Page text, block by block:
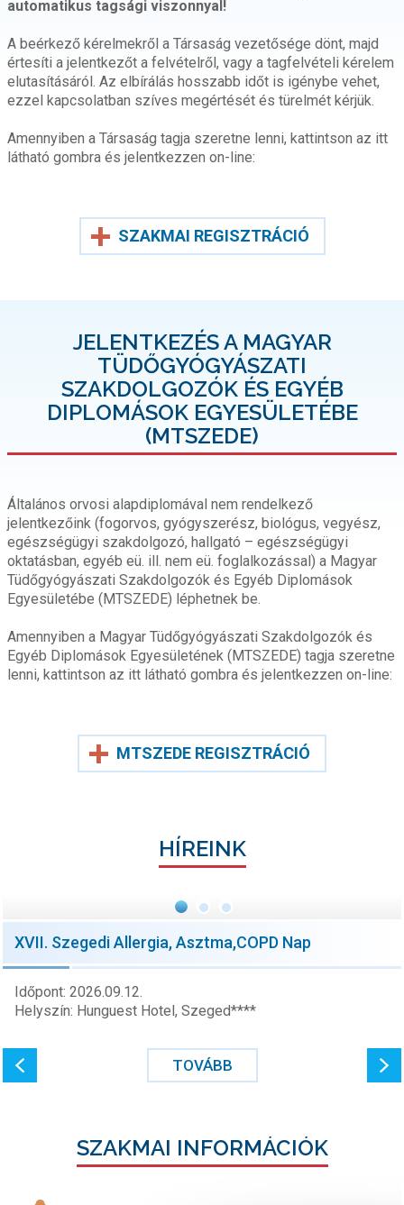
automatikus tagsági viszonnyal!
A beérkező kérelmekről a Társaság vezetősége dönt, majd
értesíti a jelentkezőt a felvételről, vagy a tagfelvételi kérelem
elutasításáról. Az elbírálás hosszabb időt is igénybe vehet,
ezzel kapcsolatban szíves megértését és türelmét kérjük.
Amennyiben a Társaság tagja szeretne lenni, kattintson az itt
látható gombra és jelentkezzen on-line:
SZAKMAI REGISZTRÁCIÓ
JELENTKEZÉS A MAGYAR
TÜDŐGYÓGYÁSZATI
SZAKDOLGOZÓK ÉS EGYÉB
DIPLOMÁSOK EGYESÜLETÉBE
(MTSZEDE)
Általános orvosi alapdiplomával nem rendelkező
jelentkezőink (fogorvos, gyógyszerész, biológus, vegyész,
egészségügyi szakdolgozó, hallgató – egészségügyi
oktatásban, egyéb eü. ill. nem eü. foglalkozással) a Magyar
Tüdőgyógyászati Szakdolgozók és Egyéb Diplomások
Egyesületébe (MTSZEDE) léphetnek be.
Amennyiben a Magyar Tüdőgyógyászati Szakdolgozók és
Egyéb Diplomások Egyesületének (MTSZEDE) tagja szeretne
lenni, kattintson az itt látható gombra és jelentkezzen on-line:
MTSZEDE REGISZTRÁCIÓ
HÍREINK
XVII. Szegedi Allergia, Asztma,COPD Nap
Időpont: 2026.09.12.
Helyszín: Hunguest Hotel, Szeged****
TOVÁBB
SZAKMAI INFORMÁCIÓK